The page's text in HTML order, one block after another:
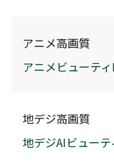
アニメ高画質
アニメビューティ
地デジ高画質
地デジAIビューテ